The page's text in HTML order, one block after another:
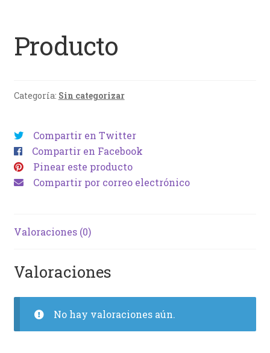
Producto
Categoría: Sin categorizar
Compartir en Twitter
Compartir en Facebook
Pinear este producto
Compartir por correo electrónico
Valoraciones (0)
Valoraciones
No hay valoraciones aún.